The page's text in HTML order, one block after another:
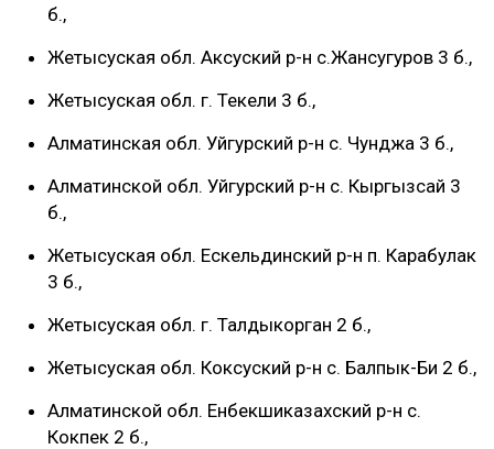
б.,
Жетысуская обл. Аксуский р-н с.Жансугуров 3 б.,
Жетысуская обл. г. Текели 3 б.,
Алматинская обл. Уйгурский р-н с. Чунджа 3 б.,
Алматинской обл. Уйгурский р-н с. Кыргызсай 3
б.,
Жетысуская обл. Ескельдинский р-н п. Карабулак
3 б.,
Жетысуская обл. г. Талдыкорган 2 б.,
Жетысуская обл. Коксуский р-н с. Балпык-Би 2 б.,
Алматинской обл. Енбекшиказахский р-н с.
Кокпек 2 б.,